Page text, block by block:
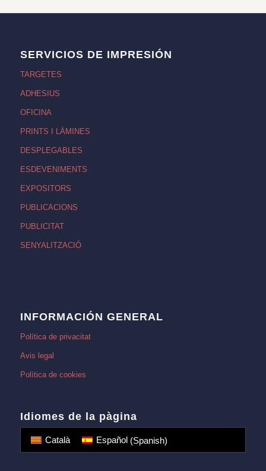
SERVICIOS DE IMPRESIÓN
TARGETES
ADHESIUS
OFICINA
PRINTS I LÀMINES
DESPLEGABLES
ESDEVENIMENTS
EXPOSITORS
PUBLICACIONS
PUBLICITAT
SENYALITZACIÓ
INFORMACIÓN GENERAL
Política de privacitat
Avis legal
Política de cookies
Idiomes de la pàgina
Català Español(Spanish)